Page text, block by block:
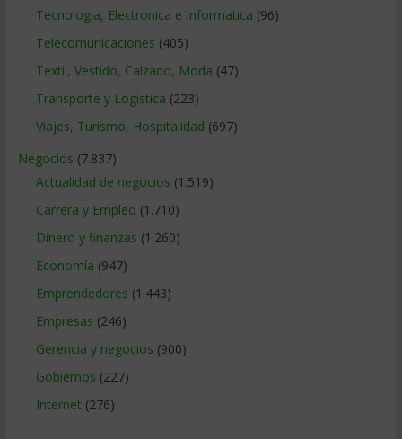
Tecnologia, Electronica e Informatica (96)
Telecomunicaciones (405)
Textil, Vestido, Calzado, Moda (47)
Transporte y Logistica (223)
Viajes, Turismo, Hospitalidad (697)
Negocios (7.837)
Actualidad de negocios (1.519)
Carrera y Empleo (1.710)
Dinero y finanzas (1.260)
Economía (947)
Emprendedores (1.443)
Empresas (246)
Gerencia y negocios (900)
Gobiernos (227)
Internet (276)